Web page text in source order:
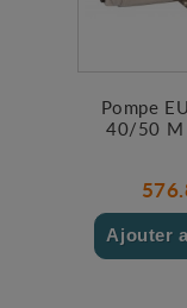
Pompe
40/50 M
Ajouter